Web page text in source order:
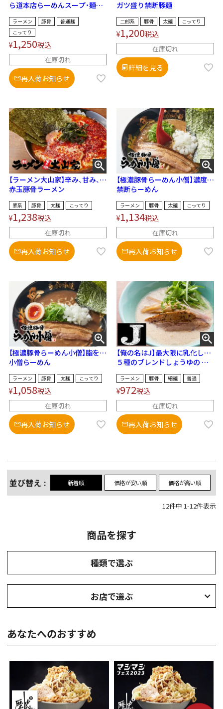
ら道本店らーめんスープ・麺セ
ラーメン 豚骨
普通麺
こってり
¥1,250税込
在庫切れ
再入荷お知らせ
ガツ盛り禁断豚麺
二郎系 豚骨 太麺 こってり
¥1,200税込
在庫切れ
詳細を見る
【ラーメン大山家】辛み、甘み、旨
味が三位一体に！
赤玉豚骨ラーメン
家系 豚骨 太麺 こってり
¥1,238税込
在庫切れ
再入荷お知らせ
【極濃豚骨らーめん小僧】濃度の
限界突破！
禁断らーめん
ラーメン 豚骨 太麺 こってり
¥1,134税込
在庫切れ
再入荷お知らせ
【極濃豚骨らーめん小僧】脂を一
切使用しないドロ上品な一杯！
小僧らーめん
ラーメン 豚骨 太麺 こってり
¥1,058税込
在庫切れ
再入荷お知らせ
【俺の名はJ】最大限に乳化した
クリーミー豚骨スープに５種類
スープ！
５種のブレンドしょうゆの お
ラーメン 豚骨 細麺 普通
¥972税込
在庫切れ
再入荷お知らせ
並び替え 新着順 価格が安い順 価格が高い順
12件中 1-12件表示
商品を探す
種類で選ぶ
お店で選ぶ
あなたへのおすすめ